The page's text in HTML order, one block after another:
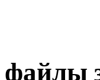
файлы